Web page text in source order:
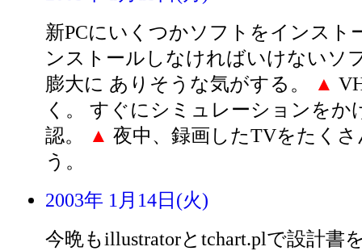
新PCにいくつかソフトをインスト
ンストールしなければいけないソ
膨大に ありそうな気がする。
▲
く。 すぐにシミュレーションをか
認。
▲ 夜中、録画したTVをたく
う。
2003年 1月14日(火)
今晩もillustratorとtchart.plで設計書